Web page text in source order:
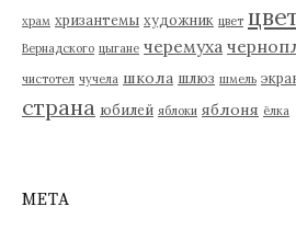
храм хризантемы художник цвет
Вернадского цыгане черемуха
чистотел чучела школа шлюз шмель
страна юбилей яблоки яблоня ёлка
МЕТА